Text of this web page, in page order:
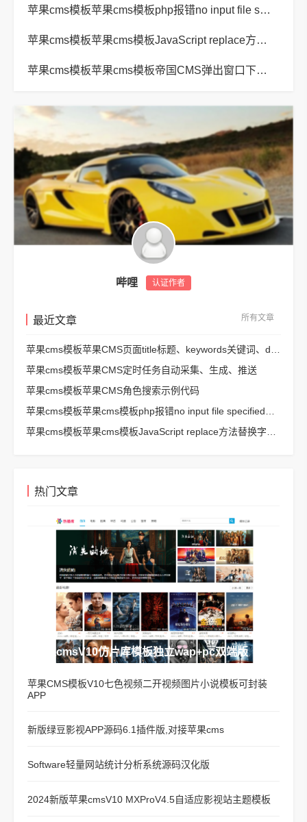
苹果cms模板苹果cms模板php报错no input file specified解决方法
苹果cms模板苹果cms模板JavaScript replace方法替换字符串空格方法
苹果cms模板苹果cms模板帝国CMS弹出窗口下载方式改为点击链接直接下载教程
哔哩 认证作者
最近文章 所有文章
苹果cms模板苹果CMS页面title标题、keywords关键词、description描述SEO优化
苹果cms模板苹果CMS定时任务自动采集、生成、推送
苹果cms模板苹果CMS角色搜索示例代码
苹果cms模板苹果cms模板php报错no input file specified解决方法
苹果cms模板苹果cms模板JavaScript replace方法替换字符串空格方法
热门文章
苹果cmsV10仿片库模板独立wap+pc双端版
苹果CMS模板V10七色视频二开视频图片小说模板可封装
APP
新版绿豆影视APP源码6.1插件版,对接苹果cms
Software轻量网站统计分析系统源码汉化版
2024新版苹果cmsV10 MXProV4.5自适应影视站主题模板